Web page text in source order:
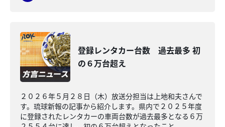
登録レンタカー台数 過去最多 初
の６万台超え
２０２６年５月２８日（木）放送分担当は上地和夫さんで
す。琉球新報の記事から紹介します。県内で２０２５年度
に登録されたレンタカーの車両台数が過去最多となる６万